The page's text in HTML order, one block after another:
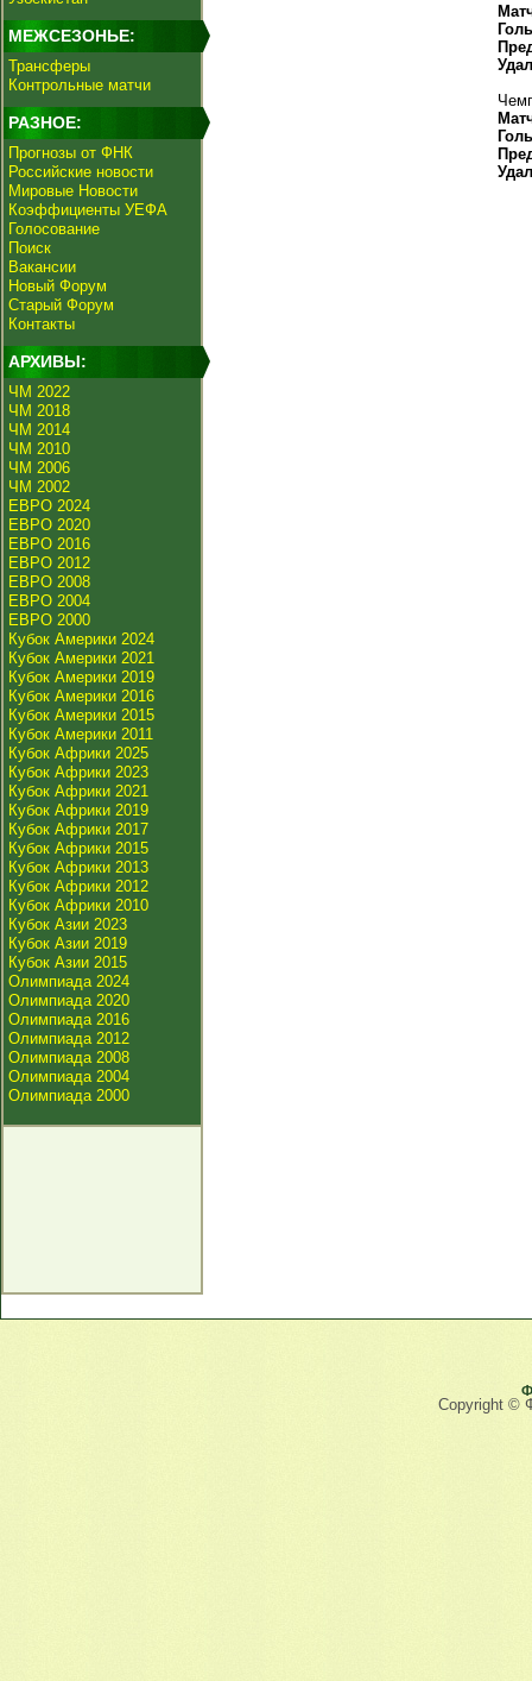
МЕЖСЕЗОНЬЕ:
Трансферы
Контрольные матчи
РАЗНОЕ:
Прогнозы от ФНК
Российские новости
Мировые Новости
Коэффициенты УЕФА
Голосование
Поиск
Вакансии
Новый Форум
Старый Форум
Контакты
АРХИВЫ:
ЧМ 2022
ЧМ 2018
ЧМ 2014
ЧМ 2010
ЧМ 2006
ЧМ 2002
ЕВРО 2024
ЕВРО 2020
ЕВРО 2016
ЕВРО 2012
ЕВРО 2008
ЕВРО 2004
ЕВРО 2000
Кубок Америки 2024
Кубок Америки 2021
Кубок Америки 2019
Кубок Америки 2016
Кубок Америки 2015
Кубок Америки 2011
Кубок Африки 2025
Кубок Африки 2023
Кубок Африки 2021
Кубок Африки 2019
Кубок Африки 2017
Кубок Африки 2015
Кубок Африки 2013
Кубок Африки 2012
Кубок Африки 2010
Кубок Азии 2023
Кубок Азии 2019
Кубок Азии 2015
Олимпиада 2024
Олимпиада 2020
Олимпиада 2016
Олимпиада 2012
Олимпиада 2008
Олимпиада 2004
Олимпиада 2000
Copyright ©